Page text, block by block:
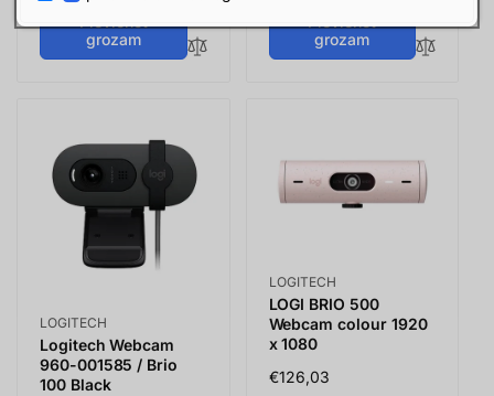
grozam
grozam
Vendor:
LOGITECH
Logitech Webcam
960-001585 / Brio
100 Black
Vendor:
LOGITECH
LOGI BRIO 500
Webcam colour 1920
x 1080
Parastā
€126,03